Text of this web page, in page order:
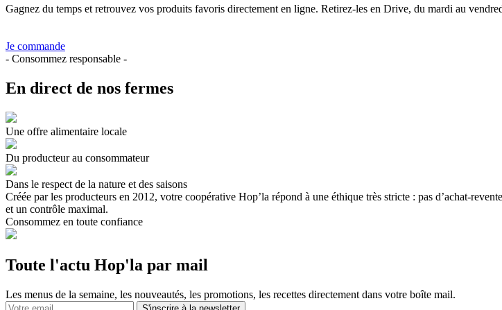
Gagnez du temps et retrouvez vos produits favoris directement en ligne. Retirez-les en Drive, du mardi au
Je commande
- Consommez responsable -
En direct de nos fermes
Une offre alimentaire locale
Du producteur au consommateur
Dans le respect de la nature et des saisons
Créée par les producteurs en 2012, votre coopérative Hop’la répond à une éthique très stricte : pas d’achat-
et un contrôle maximal.
Consommez en toute confiance
Toute l'actu Hop'la par mail
Les menus de la semaine, les nouveautés, les promotions, les recettes directement dans votre boîte mail.